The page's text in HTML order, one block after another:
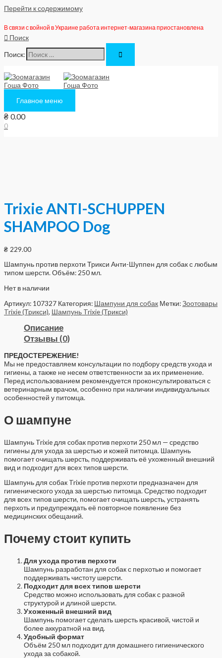
Перейти к содержимому
В связи с войной в Украине работа интернет-магазина приостановлена
Поиск
Поиск:
Главное меню
₴ 0.00
0
Trixie ANTI-SCHUPPEN
SHAMPOO Dog
₴ 229.00
Шампунь против перхоти Трикси Анти-Шуппен для собак с любым
типом шерсти. Объём: 250 мл.
Нет в наличии
Артикул: 107327 Категория: Шампуни для собак Метки:Зоотовары
Trixie (Трикси), Шампунь Trixie (Трикси)
Описание
Отзывы (0)
ПРЕДОСТЕРЕЖЕНИЕ!
Мы не предоставляем консультации по подбору средств ухода и
гигиены, а также не несем ответственности за их применение.
Перед использованием рекомендуется проконсультироваться с
ветеринарным врачом, особенно при наличии индивидуальных
особенностей у питомца.
О шампуне
Шампунь Trixie для собак против перхоти 250 мл — средство
гигиены для ухода за шерстью и кожей питомца. Шампунь
помогает очищать шерсть, поддерживать её ухоженный внешний
вид и подходит для всех типов шерсти.
Шампунь для собак Trixie против перхоти предназначен для
гигиенического ухода за шерстью питомца. Средство подходит
для всех типов шерсти, помогает очищать шерсть, устранять
перхоть и предупреждать её повторное появление без
медицинских обещаний.
Почему стоит купить
Для ухода против перхоти
Шампунь разработан для собак с перхотью и помогает
поддерживать чистоту шерсти.
Подходит для всех типов шерсти
Средство можно использовать для собак с разной
структурой и длиной шерсти.
Ухоженный внешний вид
Шампунь помогает сделать шерсть красивой, чистой и
более аккуратной на вид.
Удобный формат
Объём 250 мл подходит для домашнего гигиенического
ухода за собакой.